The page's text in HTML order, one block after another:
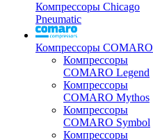
Компрессоры Chicago
Pneumatic
Компрессоры COMARO
Компрессоры
COMARO Legend
Компрессоры
COMARO Mythos
Компрессоры
COMARO Symbol
Компрессоры